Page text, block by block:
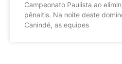
Campeonato Paulista ao
pênaltis. Na noite deste
Canindé, as equipes